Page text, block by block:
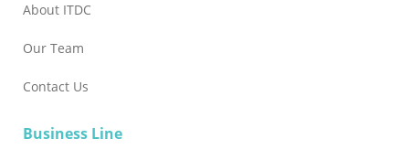
About ITDC
Our Team
Contact Us
Business Line